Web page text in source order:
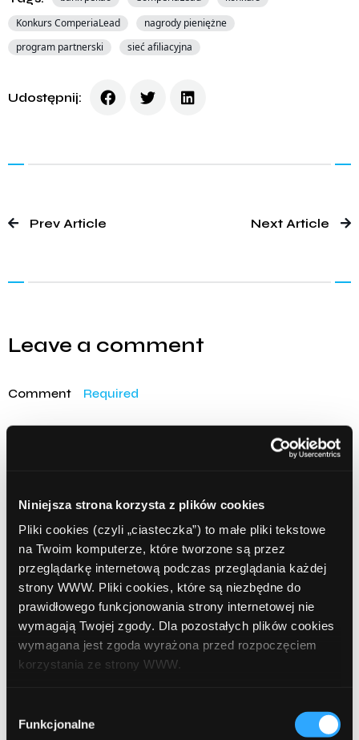
Niniejsza strona korzysta z plików cookies
Pliki cookies (czyli „ciasteczka”) to małe pliki tekstowe
na Twoim komputerze, które tworzone są przez
przeglądarkę internetową podczas przeglądania każdej
strony WWW. Pliki cookies, które są niezbędne do
prawidłowego funkcjonowania strony internetowej nie
wymagają Twojej zgody. Dla pozostałych plików cookies
wymagana jest zgoda wyrażona przed rozpoczęciem
korzystania ze strony WWW.
formy korzystania z plików cookies. Więcej:
Polityka
zgody
Funkcjonalne
Konkurs ComperiaLead
nagrody pieniężne
program partnerski
sieć afiliacyjna
Udostępnij:
Prev Article Next Article
Leave a comment
Comment Required
Name Required